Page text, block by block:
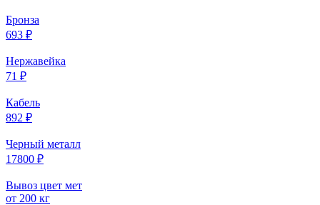
Бронза
693 ₽
Нержавейка
71 ₽
Кабель
892 ₽
Черный металл
17800 ₽
Вывоз цвет мет
от 200 кг